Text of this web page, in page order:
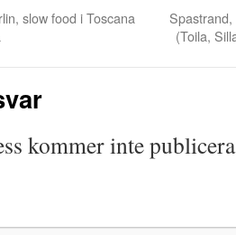
slow food i Toscana
(Toila,
kommer inte